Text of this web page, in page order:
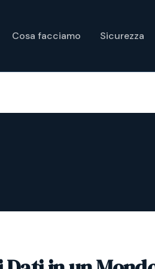
Cosa facciamo Sicurezza